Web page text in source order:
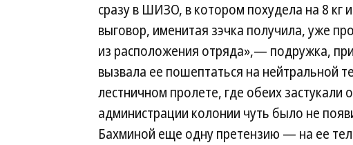
сразу в ШИЗО, в котором похудела на 8 кг
выговор, именитая зэчка получила, уже
из расположения отряда»,— подружка,
вызвала ее пошептаться на нейтральной
лестничном пролете, где обеих
администрации колонии чуть было не
Бахминой еще одну претензию — на ее